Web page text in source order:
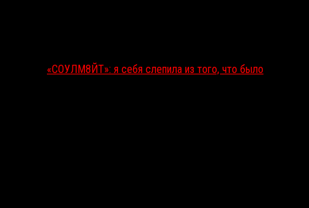
«СОУЛМ8ЙТ»: я себя слепила из того, что было